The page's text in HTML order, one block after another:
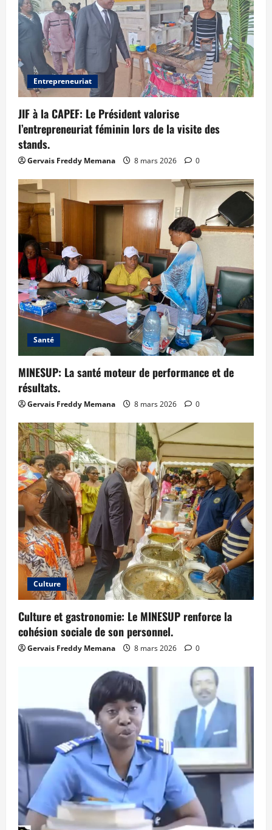
Entrepreneuriat
JIF à la CAPEF: Le Président valorise
l’entrepreneuriat féminin lors de la visite des
stands.
Gervais Freddy Memana 8 mars 2026 0
Santé
MINESUP: La santé moteur de performance et de
résultats.
Gervais Freddy Memana 8 mars 2026 0
Culture
Culture et gastronomie: Le MINESUP renforce la
cohésion sociale de son personnel.
Gervais Freddy Memana 8 mars 2026 0